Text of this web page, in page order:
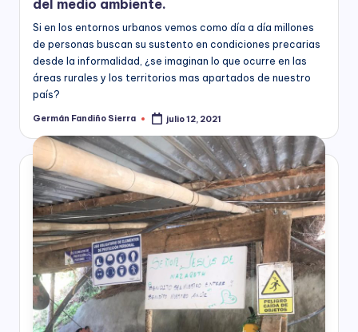
á
M
ía
)
nacional,
departamental
distrital,
los
siguientes
servicios:
Consultoría
especializada
en
derechos
humanos,
equidad
de
género,
marketing
político,
construcción
de
ciudadanía,
del medio ambiente.
Si en los entornos urbanos vemos como día a día millones
de personas buscan su sustento en condiciones precarias
desde la informalidad, ¿se imaginan lo que ocurre en las
áreas rurales y los territorios mas apartados de nuestro
país?
Publicado
Germán Fandiño Sierra julio 12, 2021